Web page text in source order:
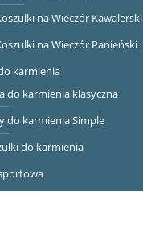
na Wieczór Kawalerski
na Wieczór Panieński
karmienia
do karmienia klasyczna
do karmienia Simple
do karmienia